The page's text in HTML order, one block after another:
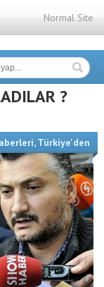
Normal Site
?
,Türkiye'den